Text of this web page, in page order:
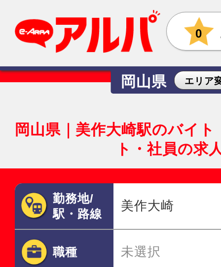
0
岡山県 エリア
岡山県｜美作大崎駅のバイ
ト・社員の求
勤務地/
駅・路線
美作大崎
職種 未選択